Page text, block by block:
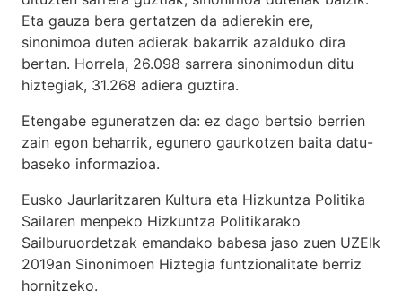
Eta gauza bera gertatzen da adierekin ere,
sinonimoa duten adierak bakarrik azalduko dira
bertan. Horrela, 26.098 sarrera sinonimodun ditu
hiztegiak, 31.268 adiera guztira.
Etengabe eguneratzen da: ez dago bertsio berrien
zain egon beharrik, egunero gaurkotzen baita datu-
baseko informazioa.
Eusko Jaurlaritzaren Kultura eta Hizkuntza Politika
Sailaren menpeko Hizkuntza Politikarako
Sailburuordetzak emandako babesa jaso zuen UZEIk
2019an Sinonimoen Hiztegia funtzionalitate berriz
hornitzeko.